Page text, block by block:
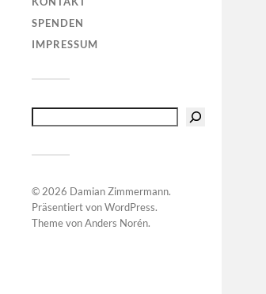
SPENDEN
IMPRESSUM
© 2026 Damian Zimmermann.
Präsentiert vonWordPress.
Theme vonAnders Norén.